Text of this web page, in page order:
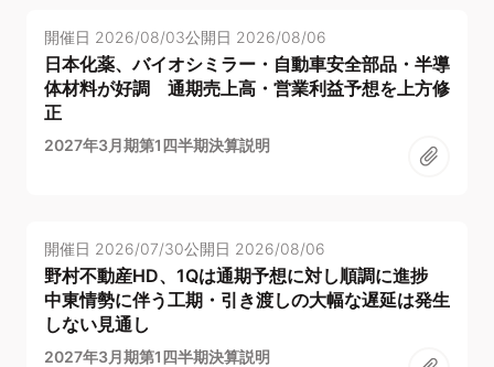
開催日 2026/08/03公開日 2026/08/06
日本化薬、バイオシミラー・自動車安全部品・半導
体材料が好調 通期売上高・営業利益予想を上方修
正
2027年3月期第1四半期決算説明
開催日 2026/07/30公開日 2026/08/06
野村不動産HD、1Qは通期予想に対し順調に進捗
中東情勢に伴う工期・引き渡しの大幅な遅延は発生
しない見通し
2027年3月期第1四半期決算説明